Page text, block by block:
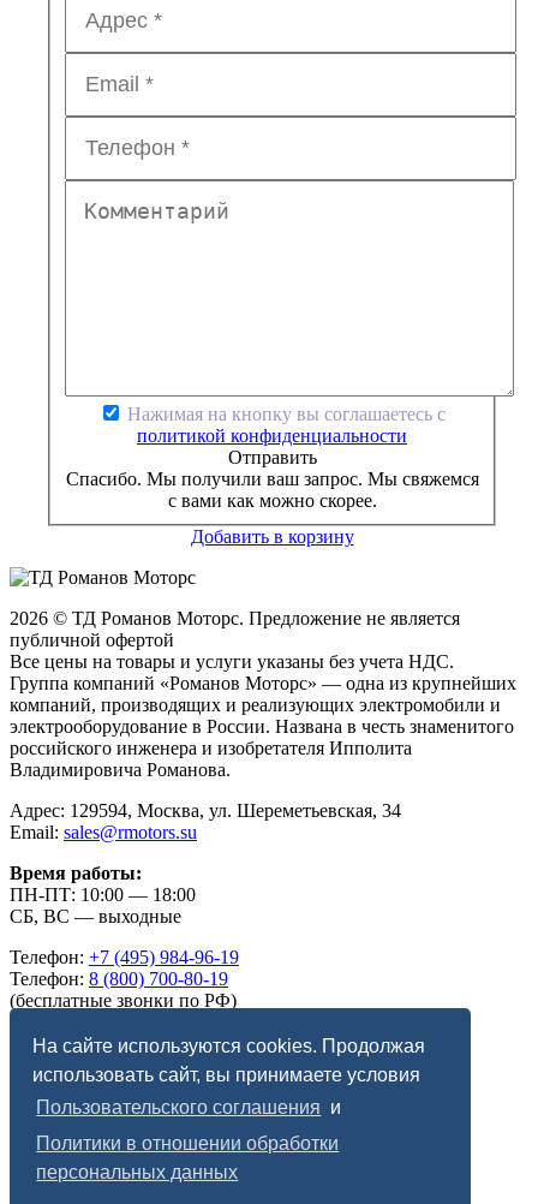
На сайте используются cookies. Продолжая
использовать сайт, вы принимаете условия
Пользовательского соглашения и
Политики в отношении обработки
персональных данных
Нажимая на кнопку вы соглашаетесь с
политикой конфиденциальности
Отправить
Спасибо. Мы получили ваш запрос. Мы свяжемся
с вами как можно скорее.
Добавить в корзину
2026 © ТД Романов Моторс. Предложение не является
публичной офертой
Все цены на товары и услуги указаны без учета НДС.
Группа компаний «Романов Моторс» — одна из крупнейших
компаний, производящих и реализующих электромобили и
электрооборудование в России. Названа в честь знаменитого
российского инженера и изобретателя Ипполита
Владимировича Романова.
Адрес: 129594, Москва, ул. Шереметьевская, 34
Email: sales@rmotors.su
Время работы:
ПН-ПТ: 10:00 — 18:00
СБ, ВС — выходные
Телефон: +7 (495) 984-96-19
Телефон: 8 (800) 700-80-19
(бесплатные звонки по РФ)
Max:romanov_motors
Правовая информация:
Политика в отношении обработки персональных
данных